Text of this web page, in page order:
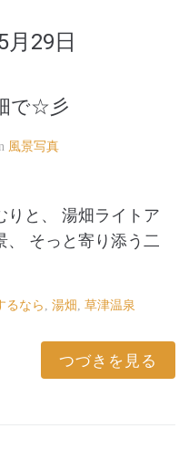
月29日
で☆彡
風景写真
りと、 湯畑ライトア
、 そっと寄り添う二
るなら , 湯畑 , 草津温泉
つづきを見る